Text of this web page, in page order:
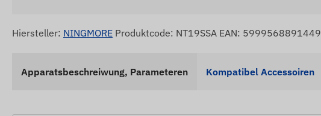
Hiersteller: NINGMORE Produktcode: NT19SSA EAN: 5999568891449
Apparatsbeschreiwung, Parameteren Kompatibel Accessoiren